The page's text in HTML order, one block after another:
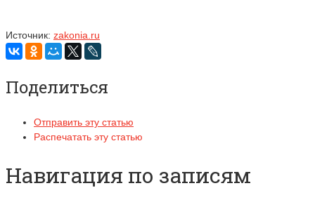
Источник: zakonia.ru
Поделиться
Отправить эту статью
Распечатать эту статью
Навигация по записям